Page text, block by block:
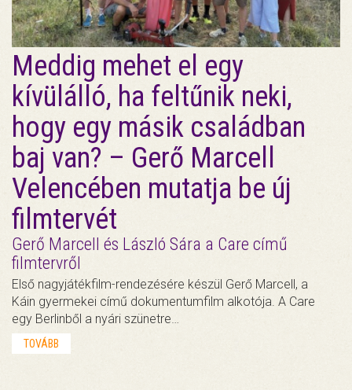
Meddig mehet el egy
kívülálló, ha feltűnik neki,
hogy egy másik családban
baj van? – Gerő Marcell
Velencében mutatja be új
filmtervét
Gerő Marcell és László Sára a Care című
filmtervről
Első nagyjátékfilm-rendezésére készül Gerő Marcell, a
Káin gyermekei című dokumentumfilm alkotója. A Care
egy Berlinből a nyári szünetre…
TOVÁBB